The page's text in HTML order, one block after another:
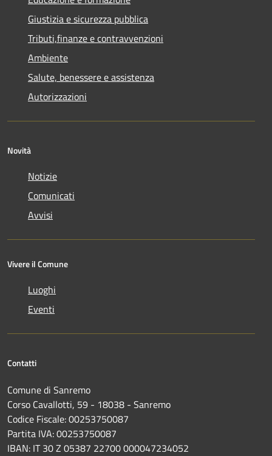
Giustizia e sicurezza pubblica
Tributi,finanze e contravvenzioni
Ambiente
Salute, benessere e assistenza
Autorizzazioni
Novità
Notizie
Comunicati
Avvisi
Vivere il Comune
Luoghi
Eventi
Contatti
Comune di Sanremo
Corso Cavallotti, 59 - 18038 - Sanremo
Codice Fiscale: 00253750087
Partita IVA: 00253750087
IBAN: IT 30 Z 05387 22700 000047234052